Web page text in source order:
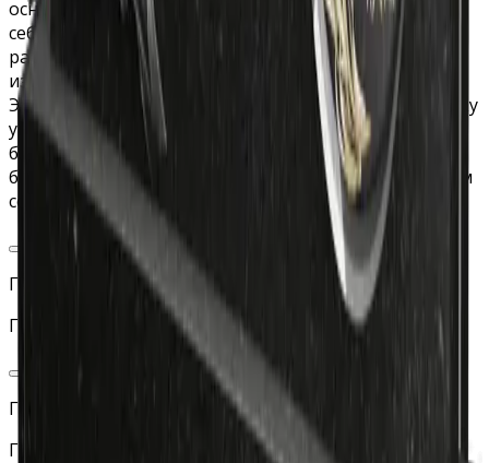
основном, семейные захоронения, включающих в
себя две и более могил. Однако, если позволяют
размеры могильного участка, можно заказать такое
изделие и для одиночного захоронения.
Эпитафии и рисунки придадут недорогому памятнику
уникальный вид и отразят индивидуальность
близкого человека. Оформление памятника может
быть как в виде
, так и с использованием
современной
фотокерамики
Г02-03
Горизонтальная стела «Телевизор»
Г02-02
Горизонтальная стела в форме экрана (с фаской)